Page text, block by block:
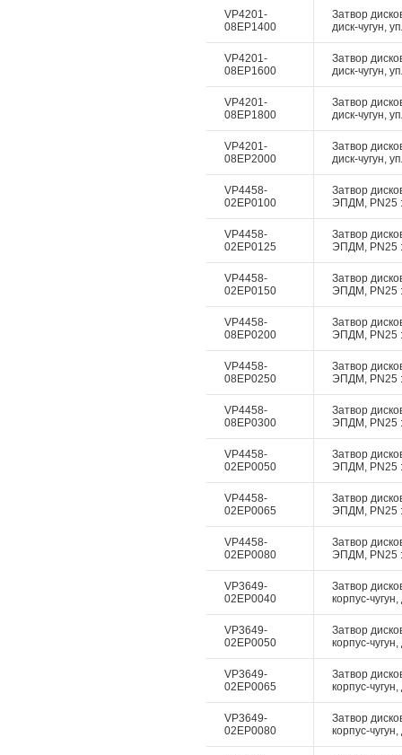
VP4201-
08EP1400
Затвор
диск-чугун,
VP4201-
08EP1600
Затвор
диск-чугун,
VP4201-
08EP1800
Затвор
диск-чугун,
VP4201-
08EP2000
Затвор
диск-чугун,
VP4458-
02EP0100
Затвор
ЭПДМ, PN25 :
VP4458-
02EP0125
Затвор
ЭПДМ, PN25 :
VP4458-
02EP0150
Затвор
ЭПДМ, PN25 :
VP4458-
08EP0200
Затвор
ЭПДМ, PN25 :
VP4458-
08EP0250
Затвор
ЭПДМ, PN25 :
VP4458-
08EP0300
Затвор
ЭПДМ, PN25 :
VP4458-
02EP0050
Затвор
ЭПДМ, PN25 :
VP4458-
02EP0065
Затвор
ЭПДМ, PN25 :
VP4458-
02EP0080
Затвор
ЭПДМ, PN25 :
VP3649-
02EP0040
Затвор
корпус-
VP3649-
02EP0050
Затвор
корпус-
VP3649-
02EP0065
Затвор
корпус-
VP3649-
02EP0080
Затвор
корпус-